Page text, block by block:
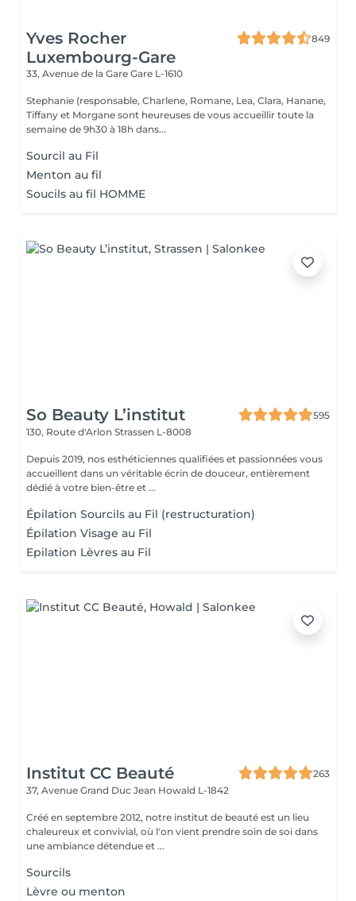
Yves Rocher
Luxembourg-Gare
849
33, Avenue de la Gare Gare L-1610
Stephanie (responsable, Charlene, Romane, Lea, Clara, Hanane,
Tiffany et Morgane sont heureuses de vous accueillir toute la
semaine de 9h30 à 18h dans...
Sourcil au Fil
Menton au fil
Soucils au fil HOMME
So Beauty L’institut
595
130, Route d'Arlon Strassen L-8008
Depuis 2019, nos esthéticiennes qualifiées et passionnées vous
accueillent dans un véritable écrin de douceur, entièrement
dédié à votre bien-être et ...
Épilation Sourcils au Fil (restructuration)
Épilation Visage au Fil
Epilation Lèvres au Fil
Institut CC Beauté
263
37, Avenue Grand Duc Jean Howald L-1842
Créé en septembre 2012, notre institut de beauté est un lieu
chaleureux et convivial, où l'on vient prendre soin de soi dans
une ambiance détendue et ...
Sourcils
Lèvre ou menton